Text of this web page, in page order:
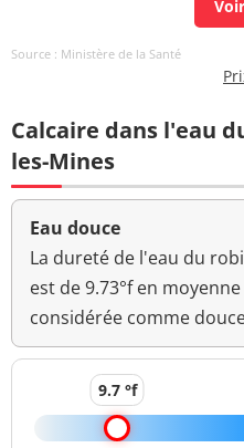
à 22°-68h
à 36°-44h
<1
Odeur (qualitatif)
pH 7,7
Saveur (qualitatif)
Source : Ministère de la Santé
Calcaire dans l'eau
les-Mines
Eau douce
La dureté de l'eau du
est de 9.73°f en
considérée comme
9.7 °f